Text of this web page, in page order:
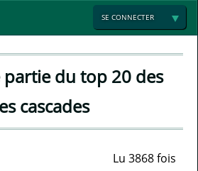
SE CONNECTER
partie du top 20 des
cascades
Lu 3868 fois